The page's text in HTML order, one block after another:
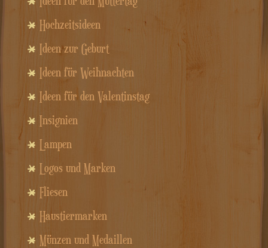
Hochzeitsideen
Ideen zur Geburt
Ideen für Weihnachten
Ideen für den Valentinstag
Insignien
Lampen
Logos und Marken
Fliesen
Haustiermarken
Münzen und Medaillen